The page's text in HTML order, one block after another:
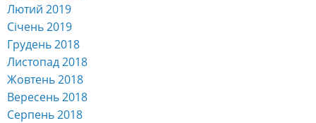
Лютий 2019
Січень 2019
Грудень 2018
Листопад 2018
Жовтень 2018
Вересень 2018
Серпень 2018